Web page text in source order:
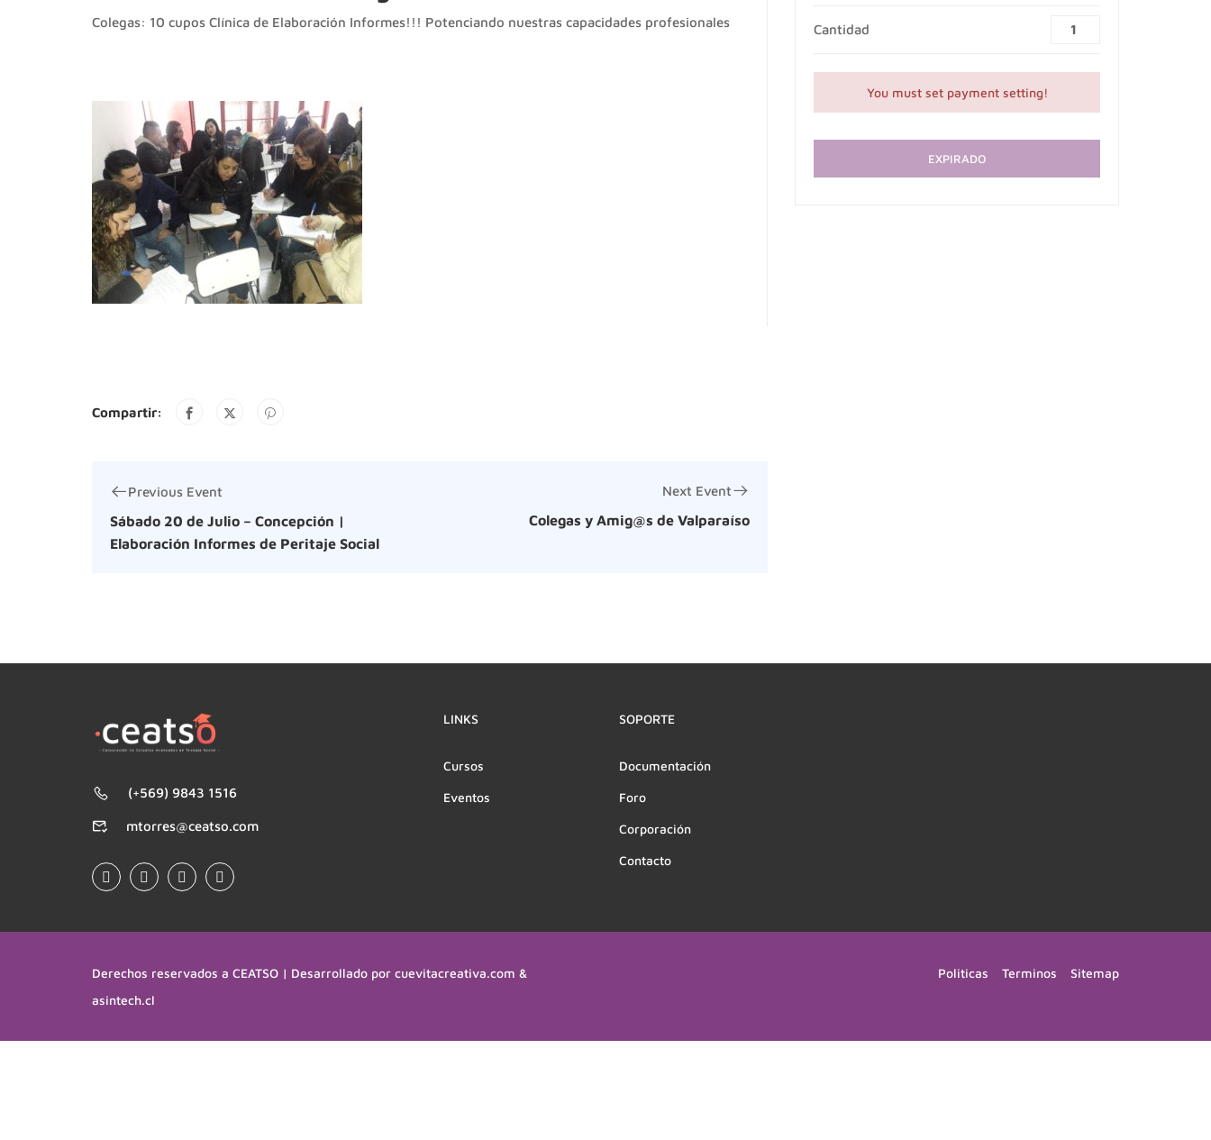
Colegas: 10 cupos Clínica de Elaboración Informes!!! Potenciando nuestras capacidades profesionales
Compartir:
Previous Event
Sábado 20 de Julio – Concepción |
Elaboración Informes de Peritaje Social
Next Event
Colegas y Amig@s de Valparaíso
Cantidad
You must set payment setting!
EXPIRADO
(+569) 9843 1516
mtorres@ceatso.com
LINKS
Cursos
Eventos
SOPORTE
Documentación
Foro
Corporación
Contacto
Derechos reservados a CEATSO | Desarrollado por cuevitacreativa.com &
asintech.cl
Politicas Terminos Sitemap